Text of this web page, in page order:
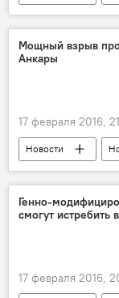
Мощный взрыв
Анкары
17 февраля 2016,
Новости
Генно-
смогут истребить
17 февраля 2016,